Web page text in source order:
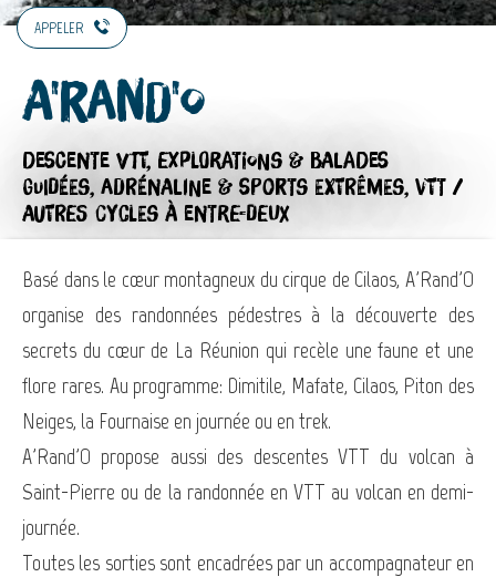
APPELER
A'RaNd'O
DESCENTE VTT, EXPLORATIONS & BALADES
GUIDÉES, ADRÉNALINE & SPORTS EXTRÊMES, VTT /
AUTRES CYCLES À ENTRE-DEUX
Basé dans le cœur montagneux du cirque de Cilaos, A'Rand'O
organise des randonnées pédestres à la découverte des
secrets du cœur de La Réunion qui recèle une faune et une
flore rares. Au programme: Dimitile, Mafate, Cilaos, Piton des
Neiges, la Fournaise en journée ou en trek.
A'Rand'O propose aussi des descentes VTT du volcan à
Saint-Pierre ou de la randonnée en VTT au volcan en demi-
journée.
Toutes les sorties sont encadrées par un accompagnateur en